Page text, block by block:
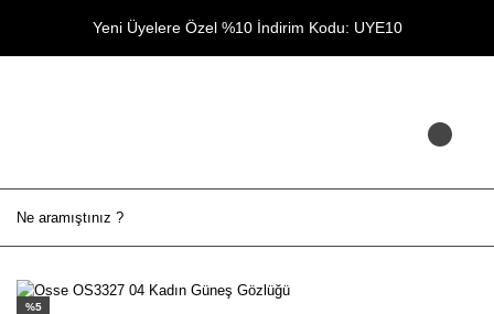
Yeni Üyelere Özel %10 İndirim Kodu: UYE10
%5